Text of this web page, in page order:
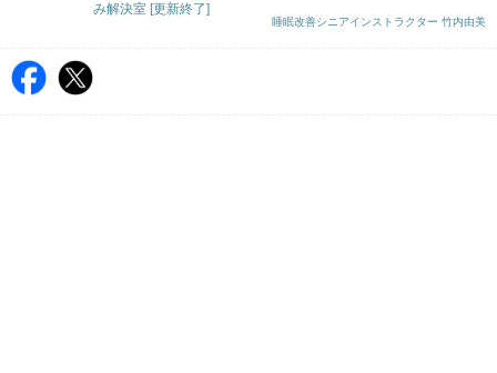
睡眠改善シニアインストラクター 竹内由美
み解決室 [更新終了]